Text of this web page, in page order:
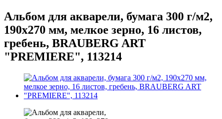
Альбом для акварели, бумага 300 г/м2,
190х270 мм, мелкое зерно, 16 листов,
гребень, BRAUBERG ART
"PREMIERE", 113214